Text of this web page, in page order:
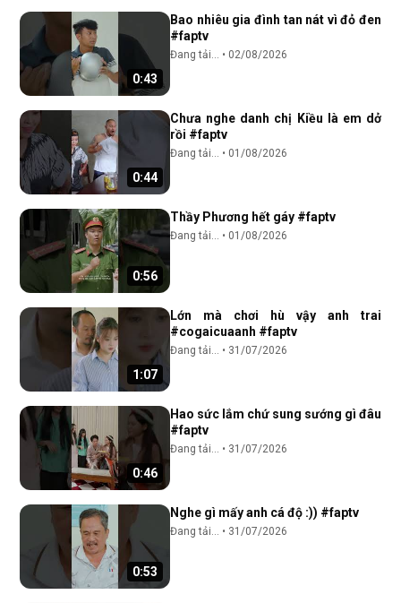
0:43
Bao nhiêu gia đình tan nát vì đỏ đen
#faptv
Đang tải... • 02/08/2026
0:44
Chưa nghe danh chị Kiều là em dở
rồi #faptv
Đang tải... • 01/08/2026
0:56
Thầy Phương hết gáy #faptv
Đang tải... • 01/08/2026
1:07
Lớn mà chơi hù vậy anh trai
#cogaicuaanh #faptv
Đang tải... • 31/07/2026
0:46
Hao sức lắm chứ sung sướng gì đâu
#faptv
Đang tải... • 31/07/2026
0:53
Nghe gì mấy anh cá độ :)) #faptv
Đang tải... • 31/07/2026